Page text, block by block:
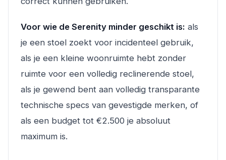
Voor wie de Serenity minder geschikt is: als
je een stoel zoekt voor incidenteel gebruik,
als je een kleine woonruimte hebt zonder
ruimte voor een volledig reclinerende stoel,
als je gewend bent aan volledig transparante
technische specs van gevestigde merken, of
als een budget tot €2.500 je absoluut
maximum is.